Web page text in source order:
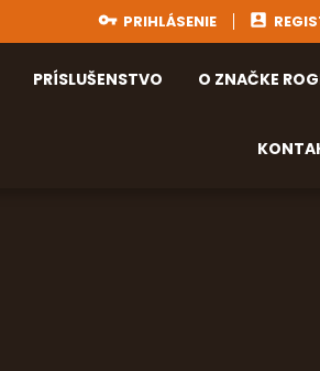
User
account
PRIHLÁSENIE
PRÍSLUŠENSTVO O ZNAČKE